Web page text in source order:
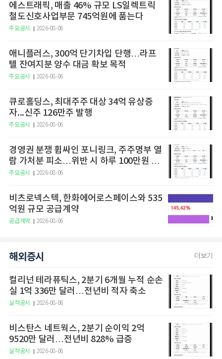
에스트래픽, 매출 46% 규모 LS일렉트릭
철도신호사업부문 745억원에 품는다
주요공시 2026-08-06
애니플러스, 300억 단기차입 단행…라프
텔 잔여지분 양수 대금 확보 목적
주요공시 2026-08-06
큐로홀딩스, 최대주주 대상 34억 유상증
자...신주 126만주 발행
주요공시 2026-08-06
경영권 분쟁 휩싸인 포니링크, 주주명부 열
람 가처분 피소…위반 시 하루 100만원 청
구
주요공시 2026-08-06
비츠로넥스텍, 한화에어로스페이스와 535
억원 규모 공급계약
공급계약 2026-08-06
해외증시 더보기
컬리넌 테라퓨틱스, 2분기 6개월 누적 순손
실 1억 336만 달러…전년비 적자 축소
실적공시 2026-08-06
비스탄스 네트웍스, 2분기 순이익 2억
9520만 달러…전년비 828% 급증
실적공시 2026-08-06